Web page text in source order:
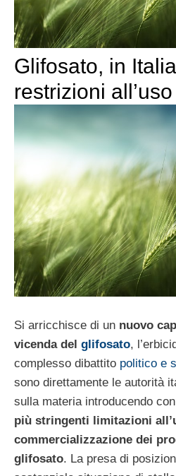
Glifosato, in
restrizioni all’uso
Si arricchisce di un nuovo
vicenda del glifosato,
complesso dibattito politico e
sono direttamente le autorità
sulla materia introducendo
più stringenti limitazioni
commercializzazione dei
glifosato. La presa di